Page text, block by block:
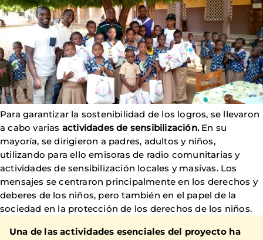
Para garantizar la sostenibilidad de los logros, se llevaron
a cabo varias actividades de sensibilización.En su
mayoría, se dirigieron a padres, adultos y niños,
utilizando para ello emisoras de radio comunitarias y
actividades de sensibilización locales y masivas. Los
mensajes se centraron principalmente en los derechos y
deberes de los niños, pero también en el papel de la
sociedad en la protección de los derechos de los niños.
Una de las actividades esenciales del proyecto ha